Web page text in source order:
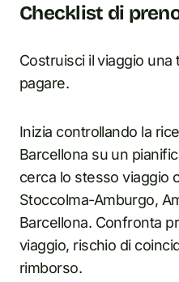
Checklist di
Costruisci il viaggio una
pagare.
Inizia controllando la
Barcellona su un
cerca lo stesso viaggio
Stoccolma-Amburgo,
Barcellona. Confronta
viaggio, rischio di
rimborso.